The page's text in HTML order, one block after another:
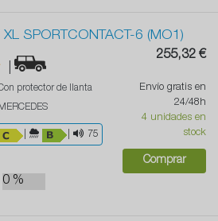
SPORTCONTACT-6 (MO1)
|
protector de llanta
MERCEDES
75
0 %
255,32 €
Envío gratis en
24/48h
4 unidades en
stock
Comprar